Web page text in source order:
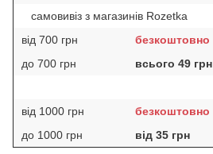
самовивіз з магазинів Rozetka
від 700 грн
безкоштовно
до 700 грн
всього 49 грн
від 1000 грн
безкоштовно
до 1000 грн
від 35 грн